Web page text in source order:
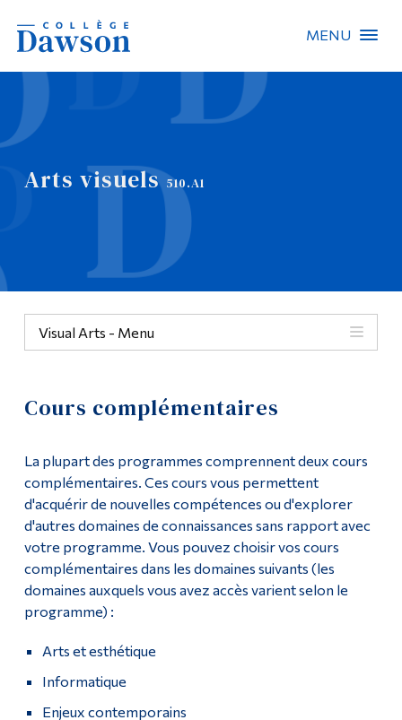
MENU
Arts visuels 510.A1
Visual Arts - Menu
Demande d'admission
Cours
Liste de cours
Enseignement général
Cours complémentaires
Diplômé·es
Cours complémentaires
La plupart des programmes comprennent deux cours
complémentaires. Ces cours vous permettent
d'acquérir de nouvelles compétences ou d'explorer
d'autres domaines de connaissances sans rapport avec
votre programme. Vous pouvez choisir vos cours
complémentaires dans les domaines suivants (les
domaines auxquels vous avez accès varient selon le
programme) :
Arts et esthétique
Informatique
Enjeux contemporains
Recherche sur le site
Recherche de personnes
EN
Omnivox
Informations
Liens
Menu principal
Programmes
Formation continue